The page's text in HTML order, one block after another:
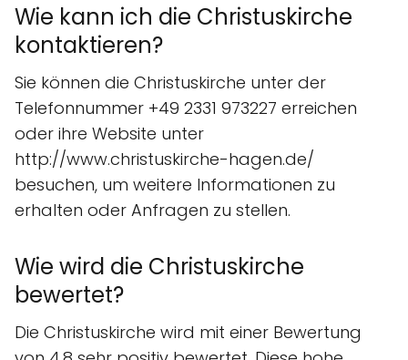
Wie kann ich die Christuskirche
kontaktieren?
Sie können die Christuskirche unter der
Telefonnummer +49 2331 973227 erreichen
oder ihre Website unter
http://www.christuskirche-hagen.de/
besuchen, um weitere Informationen zu
erhalten oder Anfragen zu stellen.
Wie wird die Christuskirche
bewertet?
Die Christuskirche wird mit einer Bewertung